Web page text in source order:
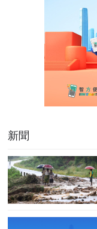
新聞